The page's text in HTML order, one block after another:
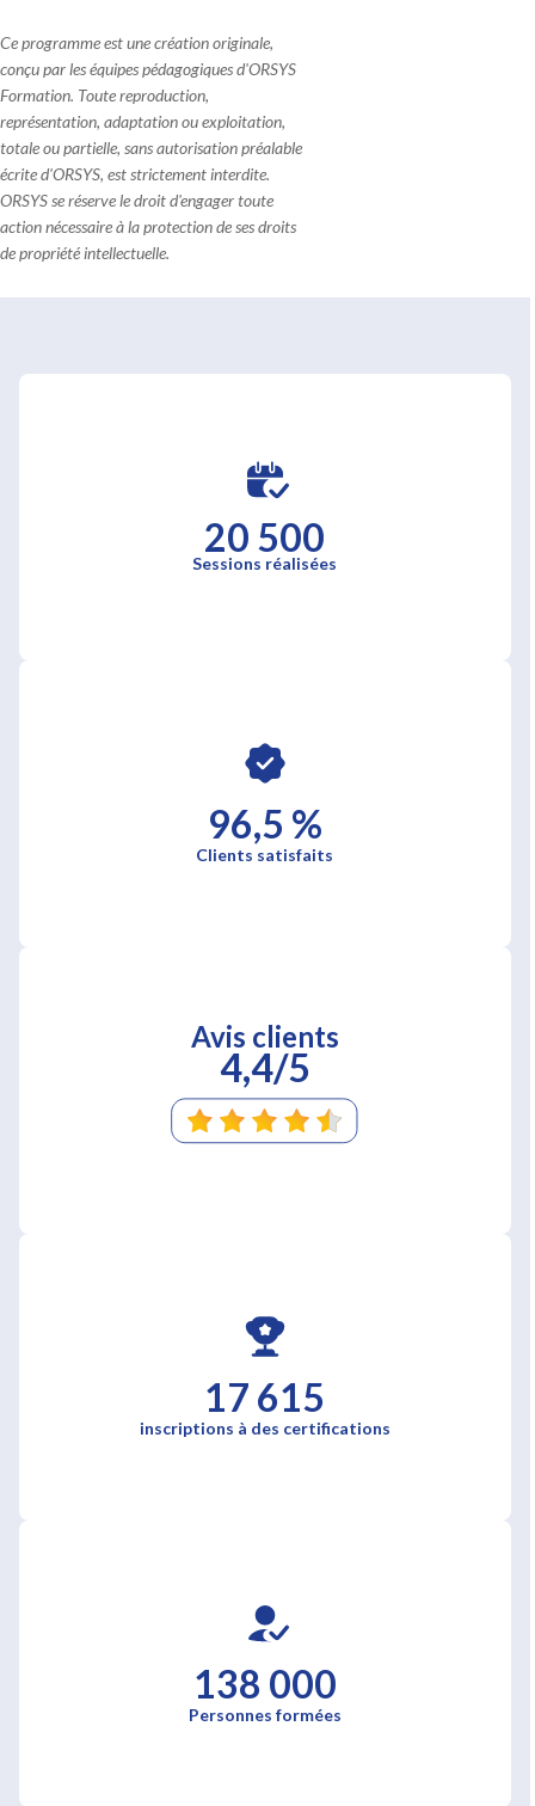
Ce programme est une création originale,
conçu par les équipes pédagogiques d'ORSYS
Formation. Toute reproduction,
représentation, adaptation ou exploitation,
totale ou partielle, sans autorisation préalable
écrite d'ORSYS, est strictement interdite.
ORSYS se réserve le droit d'engager toute
action nécessaire à la protection de ses droits
de propriété intellectuelle.
20 500
Sessions réalisées
96,5 %
Clients satisfaits
Avis clients
4,4/5
17 615
inscriptions à des certifications
138 000
Personnes formées